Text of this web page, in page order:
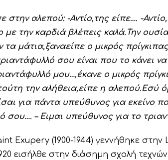
στην αλεπού: -Αντίο,της είπε…. -
την καρδιά βλέπεις καλά.Την
τα μάτια,ξαναείπε ο μικρός
σου είναι που το κάνει
μου…,έκανε ο μικρός
την αλήθεια,είπε η αλεπού.Εσύ
για πάντα υπεύθυνος για εκείνο
σου…. – Ειμαι υπεύθυνος για το
Exupery (1900-1944) γεννήθηκε στην
εισήλθε στην διάσημη σχολή